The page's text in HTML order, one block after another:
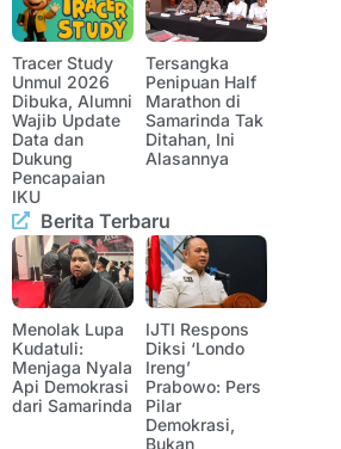
Tracer Study
Unmul 2026
Dibuka, Alumni
Wajib Update
Data dan
Dukung
Pencapaian
IKU
Tersangka
Penipuan Half
Marathon di
Samarinda Tak
Ditahan, Ini
Alasannya
Berita Terbaru
Menolak Lupa
Kudatuli:
Menjaga Nyala
Api Demokrasi
dari Samarinda
IJTI Respons
Diksi ‘Londo
Ireng’
Prabowo: Pers
Pilar
Demokrasi,
Bukan